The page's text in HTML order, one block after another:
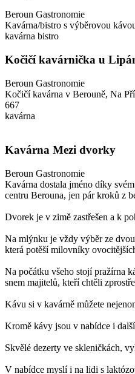
Beroun Gastronomie
Kavárna/bistro s výběrovou
kavárna bistro
Kočičí kavárnička u
Beroun Gastronomie
Kočičí kavárna v Berouně, Na
667
kavárna
Kavárna Mezi dvorky
Beroun Gastronomie
Kavárna dostala jméno díky
centru Berouna, jen pár kroků z
Dvorek je v zimě zastřešen a k
Na mlýnku je vždy výběr ze
která potěší milovníky
Na počátku všeho stojí pražírna
snem majitelů, kteří chtěli
Kávu si v kavárně můžete
Kromě kávy jsou v nabídce i
Skvělé dezerty ve skleničkách,
V nabídce myslí i na lidi s